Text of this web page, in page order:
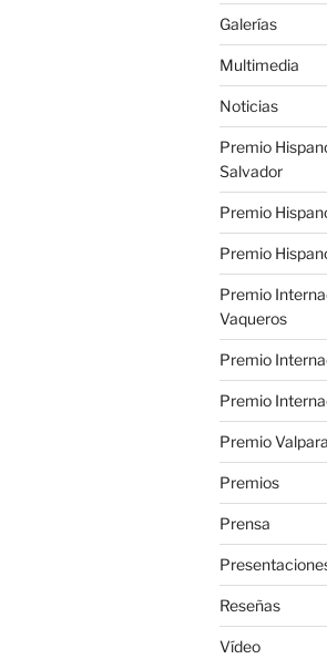
Galerías
Multimedia
Noticias
Premio
Salvador
Premio
Premio
Premio
Vaqueros
Premio
Premio
Premio
Premios
Prensa
Reseñas
Vídeo